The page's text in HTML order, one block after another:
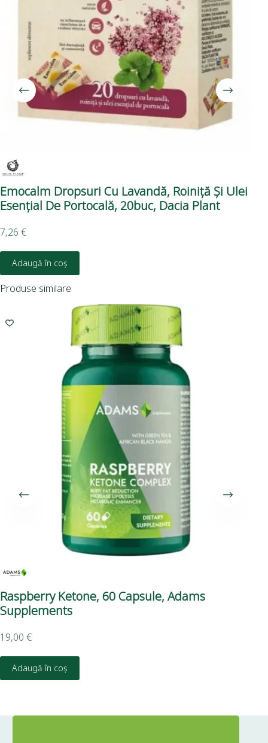
Emocalm Dropsuri Cu Lavandă, Roiniță Și Ulei
Esențial De Portocală, 20buc, Dacia Plant
7,26 €
Adaugă în coș
Produse similare
Raspberry Ketone, 60 Capsule, Adams
Supplements
19,00 €
Adaugă în coș